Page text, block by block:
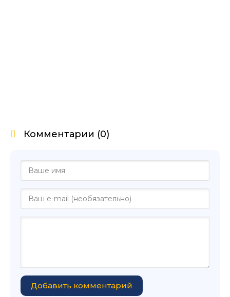
Комментарии (0)
Добавить комментарий